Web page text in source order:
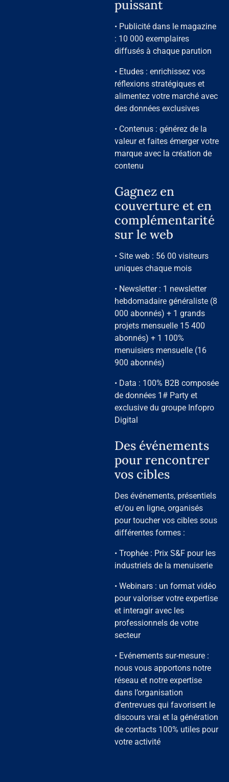
puissant
• Publicité dans le magazine
: 10 000 exemplaires
diffusés à chaque parution
• Etudes : enrichissez vos
réflexions stratégiques et
alimentez votre marché avec
des données exclusives
• Contenus : générez de la
valeur et faites émerger votre
marque avec la création de
contenu
Gagnez en
couverture et en
complémentarité
sur le web
• Site web : 56 00 visiteurs
uniques chaque mois
• Newsletter : 1 newsletter
hebdomadaire généraliste (8
000 abonnés) + 1 grands
projets mensuelle 15 400
abonnés) + 1 100%
menuisiers mensuelle (16
900 abonnés)
• Data : 100% B2B composée
de données 1# Party et
exclusive du groupe Infopro
Digital
Des événements
pour rencontrer
vos cibles
Des événements, présentiels
et/ou en ligne, organisés
pour toucher vos cibles sous
différentes formes :
• Trophée : Prix S&F pour les
industriels de la menuiserie
• Webinars : un format vidéo
pour valoriser votre expertise
et interagir avec les
professionnels de votre
secteur
• Evénements sur-mesure :
nous vous apportons notre
réseau et notre expertise
dans l’organisation
d’entrevues qui favorisent le
discours vrai et la génération
de contacts 100% utiles pour
votre activité